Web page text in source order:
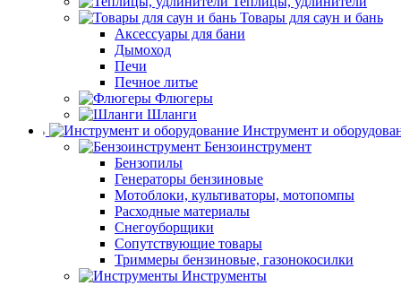
Товары для саун и бань
Аксессуары для бани
Дымоход
Печи
Печное литье
Флюгеры
Шланги
Инструмент и
Бензоинструмент
Бензопилы
Генераторы бензиновые
Мотоблоки, культиваторы, мотопомпы
Расходные материалы
Снегоуборщики
Сопутствующие товары
Триммеры бензиновые, газонокосилки
Инструменты